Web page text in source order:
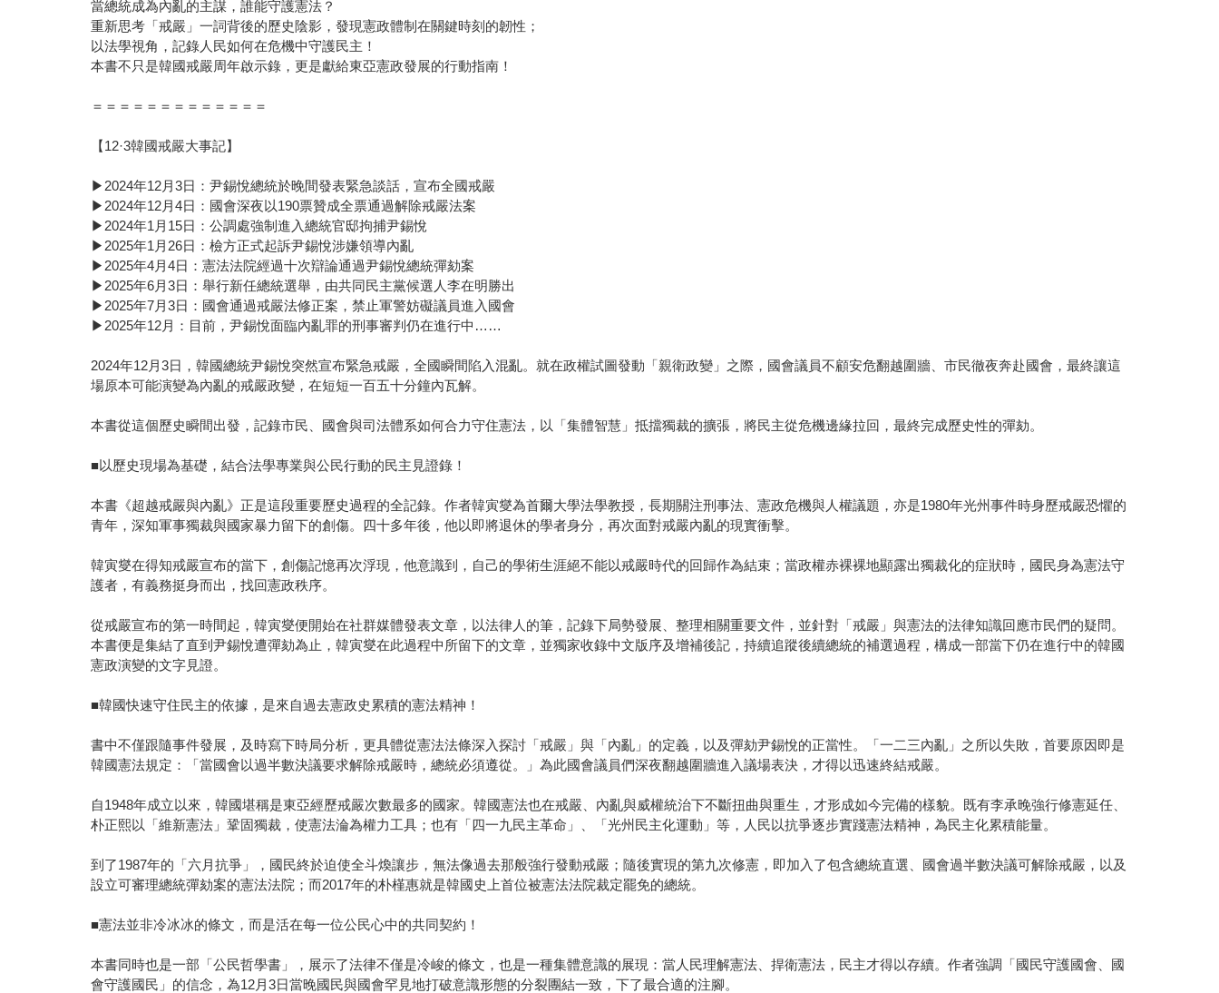
當總統成為內亂的主謀，誰能守護憲法？
重新思考「戒嚴」一詞背後的歷史陰影，發現憲政體制在關鍵時刻的韌性；
以法學視角，記錄人民如何在危機中守護民主！
本書不只是韓國戒嚴周年啟示錄，更是獻給東亞憲政發展的行動指南！
＝＝＝＝＝＝＝＝＝＝＝＝＝
【12·3韓國戒嚴大事記】
▶2024年12月3日：尹錫悅總統於晚間發表緊急談話，宣布全國戒嚴
▶2024年12月4日：國會深夜以190票贊成全票通過解除戒嚴法案
▶2024年1月15日：公調處強制進入總統官邸拘捕尹錫悅
▶2025年1月26日：檢方正式起訴尹錫悅涉嫌領導內亂
▶2025年4月4日：憲法法院經過十次辯論通過尹錫悅總統彈劾案
▶2025年6月3日：舉行新任總統選舉，由共同民主黨候選人李在明勝出
▶2025年7月3日：國會通過戒嚴法修正案，禁止軍警妨礙議員進入國會
▶2025年12月：目前，尹錫悅面臨內亂罪的刑事審判仍在進行中……
2024年12月3日，韓國總統尹錫悅突然宣布緊急戒嚴，全國瞬間陷入混亂。就在政權試圖發動「親衛政變」之際，國會議員不顧安危翻越圍牆、市民徹夜奔赴國會，最終讓這
場原本可能演變為內亂的戒嚴政變，在短短一百五十分鐘內瓦解。
本書從這個歷史瞬間出發，記錄市民、國會與司法體系如何合力守住憲法，以「集體智慧」抵擋獨裁的擴張，將民主從危機邊緣拉回，最終完成歷史性的彈劾。
■以歷史現場為基礎，結合法學專業與公民行動的民主見證錄！
本書《超越戒嚴與內亂》正是這段重要歷史過程的全記錄。作者韓寅燮為首爾大學法學教授，長期關注刑事法、憲政危機與人權議題，亦是1980年光州事件時身歷戒嚴恐懼的
青年，深知軍事獨裁與國家暴力留下的創傷。四十多年後，他以即將退休的學者身分，再次面對戒嚴內亂的現實衝擊。
韓寅燮在得知戒嚴宣布的當下，創傷記憶再次浮現，他意識到，自己的學術生涯絕不能以戒嚴時代的回歸作為結束；當政權赤裸裸地顯露出獨裁化的症狀時，國民身為憲法守
護者，有義務挺身而出，找回憲政秩序。
從戒嚴宣布的第一時間起，韓寅燮便開始在社群媒體發表文章，以法律人的筆，記錄下局勢發展、整理相關重要文件，並針對「戒嚴」與憲法的法律知識回應市民們的疑問。
本書便是集結了直到尹錫悅遭彈劾為止，韓寅燮在此過程中所留下的文章，並獨家收錄中文版序及增補後記，持續追蹤後續總統的補選過程，構成一部當下仍在進行中的韓國
憲政演變的文字見證。
■韓國快速守住民主的依據，是來自過去憲政史累積的憲法精神！
書中不僅跟隨事件發展，及時寫下時局分析，更具體從憲法法條深入探討「戒嚴」與「內亂」的定義，以及彈劾尹錫悅的正當性。「一二三內亂」之所以失敗，首要原因即是
韓國憲法規定：「當國會以過半數決議要求解除戒嚴時，總統必須遵從。」為此國會議員們深夜翻越圍牆進入議場表決，才得以迅速終結戒嚴。
自1948年成立以來，韓國堪稱是東亞經歷戒嚴次數最多的國家。韓國憲法也在戒嚴、內亂與威權統治下不斷扭曲與重生，才形成如今完備的樣貌。既有李承晚強行修憲延任、
朴正熙以「維新憲法」鞏固獨裁，使憲法淪為權力工具；也有「四一九民主革命」、「光州民主化運動」等，人民以抗爭逐步實踐憲法精神，為民主化累積能量。
到了1987年的「六月抗爭」，國民終於迫使全斗煥讓步，無法像過去那般強行發動戒嚴；隨後實現的第九次修憲，即加入了包含總統直選、國會過半數決議可解除戒嚴，以及
設立可審理總統彈劾案的憲法法院；而2017年的朴槿惠就是韓國史上首位被憲法法院裁定罷免的總統。
■憲法並非冷冰冰的條文，而是活在每一位公民心中的共同契約！
本書同時也是一部「公民哲學書」，展示了法律不僅是冷峻的條文，也是一種集體意識的展現：當人民理解憲法、捍衛憲法，民主才得以存續。作者強調「國民守護國會、國
會守護國民」的信念，為12月3日當晚國民與國會罕見地打破意識形態的分裂團結一致，下了最合適的注腳。